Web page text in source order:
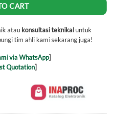
CART
atau konsultasi teknikaluntuk
tim ahli kami sekarang juga!
via WhatsApp]
Quotation]